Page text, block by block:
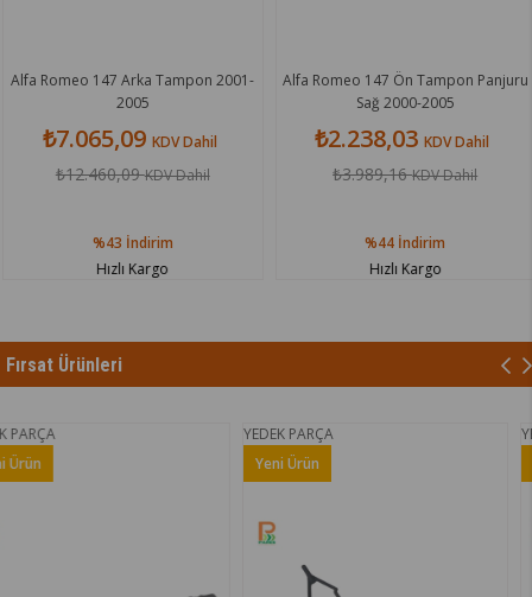
Alfa Romeo 147 Arka Tampon 2001-
2005
₺7.065,09KDV Dahil
₺12.460,09KDV Dahil
%43İndirim
Hızlı Kargo
Alfa Romeo 147 Ön Tampon Panjuru
Sağ 2000-2005
₺2.238,03KDV Dahil
₺3.989,16KDV Dahil
%44 İndirim
Hızlı Kargo
Fırsat Ürünleri
YEDEK PARÇA YEDEK PARÇA